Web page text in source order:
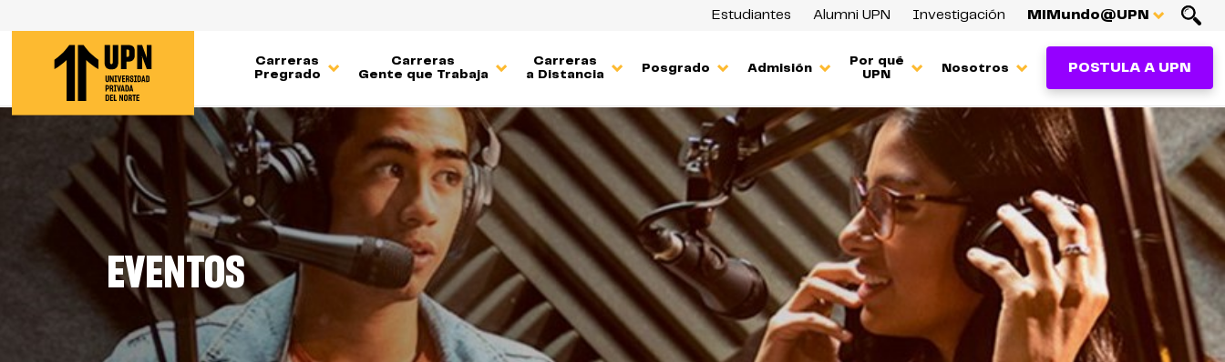
contenido
principal
Estudiantes Alumni UPN Investigación MiMundo@UPN
Carreras
Pregrado
Carreras
Gente que Trabaja
Carreras
a Distancia
Posgrado Admisión
Por qué
UPN
Nosotros POSTULA A UPN
EVENTOS